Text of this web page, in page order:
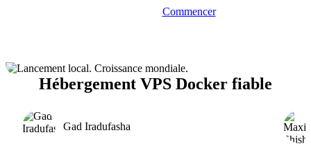
Commencer
Hébergement VPS Docker fiable
Gad Iradufasha